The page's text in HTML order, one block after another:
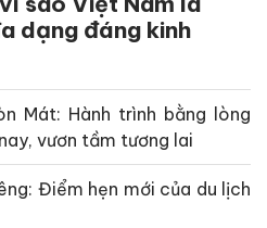
dạng đáng kinh
Mát: Hành trình bằng lòng
vươn tầm tương lai
Điểm hẹn mới của du lịch